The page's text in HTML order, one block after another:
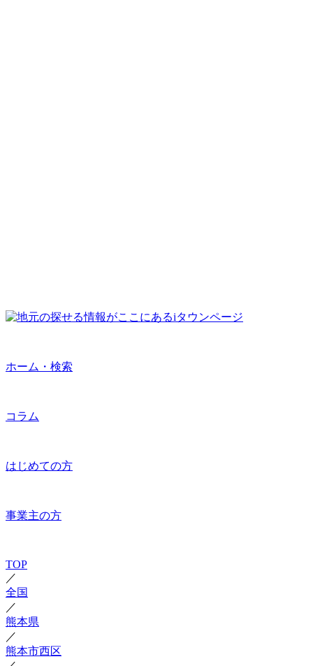
ホーム・検索
コラム
はじめての方
事業主の方
TOP
／
全国
／
熊本県
／
熊本市西区